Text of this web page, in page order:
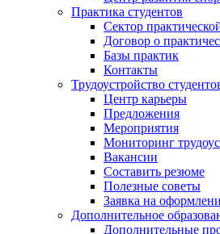
Практика студентов
Сектор
Договор о
Базы практик
Контакты
Трудоустройство
Центр карьеры
Предложения
Мероприятия
Мониторинг
Вакансии
Составить резюме
Полезные советы
Заявка на
Дополнительное
Дополнительные